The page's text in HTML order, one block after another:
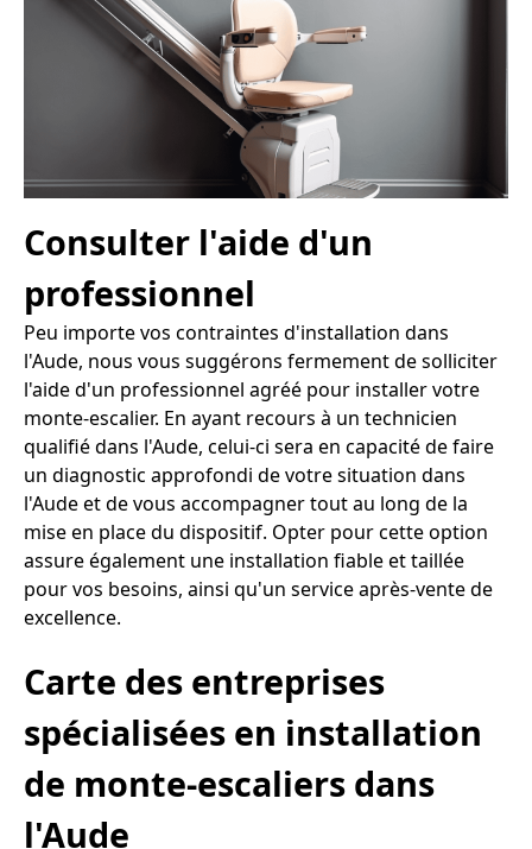
Consulter l'aide d'un
professionnel
Peu importe vos contraintes d'installation dans
l'Aude, nous vous suggérons fermement de solliciter
l'aide d'un professionnel agréé pour installer votre
monte-escalier. En ayant recours à un technicien
qualifié dans l'Aude, celui-ci sera en capacité de faire
un diagnostic approfondi de votre situation dans
l'Aude et de vous accompagner tout au long de la
mise en place du dispositif. Opter pour cette option
assure également une installation fiable et taillée
pour vos besoins, ainsi qu'un service après-vente de
excellence.
Carte des entreprises
spécialisées en installation
de monte-escaliers dans
l'Aude